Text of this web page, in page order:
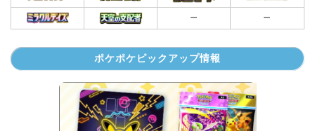
ー ー
ポケポケピックアップ情報